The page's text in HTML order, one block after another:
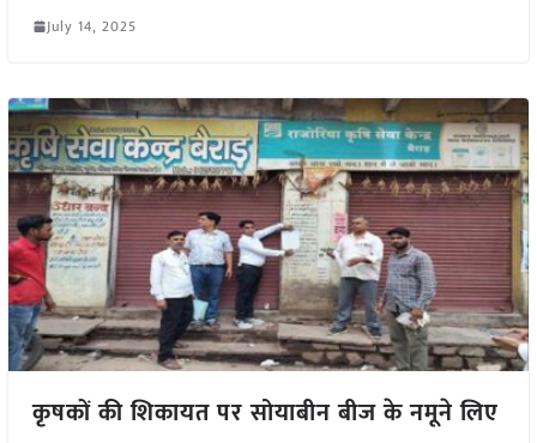
July 14, 2025
कृषकों की शिकायत पर सोयाबीन बीज के नमूने लिए